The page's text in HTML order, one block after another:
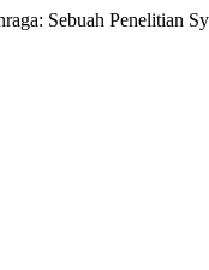
Sebuah Penelitian